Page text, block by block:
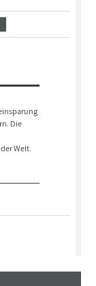
Die
Welt.